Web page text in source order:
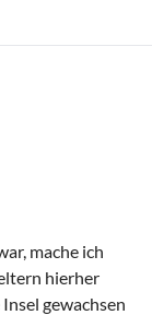
mache ich
hierher
gewachsen